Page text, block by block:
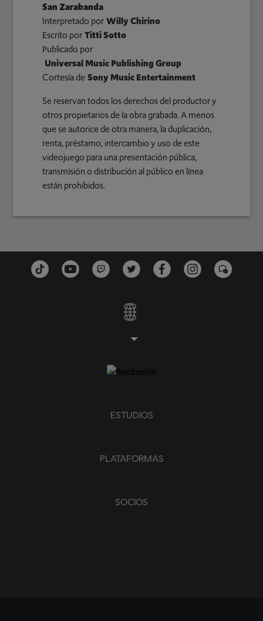
San Zarabanda
Interpretado porWilly Chirino
Escrito porTitti Sotto
Publicado por
Universal Music Publishing Group
Cortesía deSony Music Entertainment
Se reservan todos los derechos del productor y
otros propietarios de la obra grabada. A menos
que se autorice de otra manera, la duplicación,
renta, préstamo, intercambio y uso de este
videojuego para una presentación pública,
transmisión o distribución al público en línea
están prohibidos.
ESTUDIOS
PLATAFORMAS
SOCIOS